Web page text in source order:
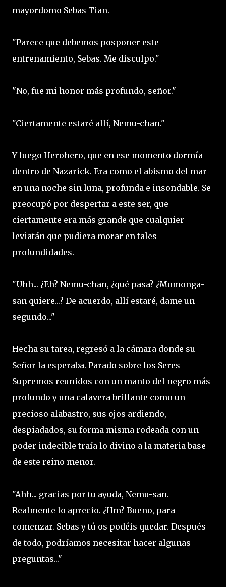
mayordomo Sebas Tian.
"Parece que debemos posponer este
entrenamiento, Sebas. Me disculpo."
"No, fue mi honor más profundo, señor."
"Ciertamente estaré allí, Nemu-chan."
Y luego Herohero, que en ese momento dormía
dentro de Nazarick. Era como el abismo del mar
en una noche sin luna, profunda e insondable. Se
preocupó por despertar a este ser, que
ciertamente era más grande que cualquier
leviatán que pudiera morar en tales
profundidades.
"Uhh... ¿Eh? Nemu-chan, ¿qué pasa? ¿Momonga-
san quiere...? De acuerdo, allí estaré, dame un
segundo..."
Hecha su tarea, regresó a la cámara donde su
Señor la esperaba. Parado sobre los Seres
Supremos reunidos con un manto del negro más
profundo y una calavera brillante como un
precioso alabastro, sus ojos ardiendo,
despiadados, su forma misma rodeada con un
poder indecible traía lo divino a la materia base
de este reino menor.
"Ahh... gracias por tu ayuda, Nemu-san.
Realmente lo aprecio. ¿Hm? Bueno, para
comenzar. Sebas y tú os podéis quedar. Después
de todo, podríamos necesitar hacer algunas
preguntas..."